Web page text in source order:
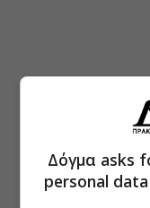
Δόγμα asks
personal